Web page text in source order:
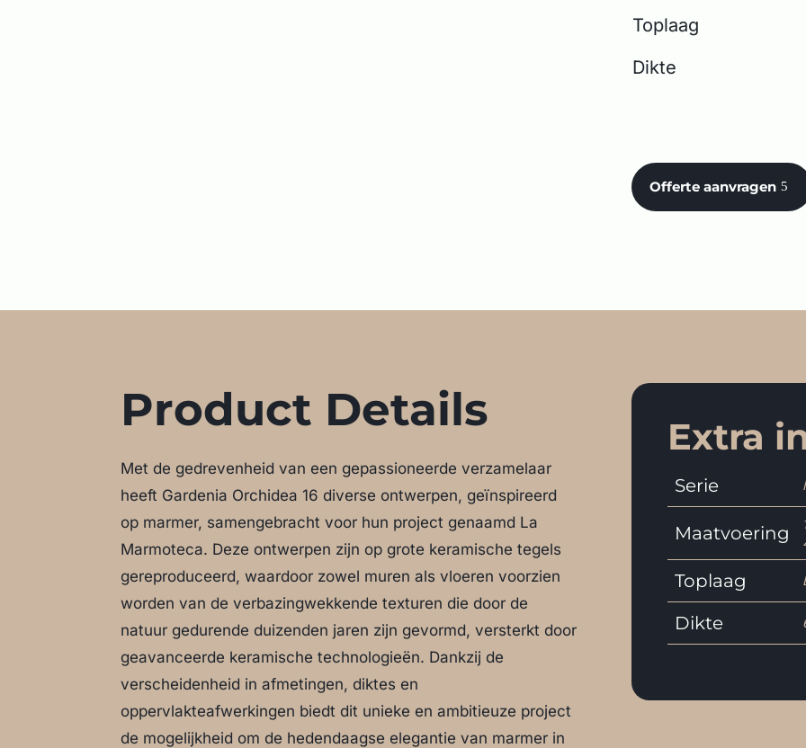
Toplaag
Dikte
Offerte aanvragen
Product Details
Met de gedrevenheid van een gepassioneerde verzamelaar
heeft Gardenia Orchidea 16 diverse ontwerpen, geïnspireerd
op marmer, samengebracht voor hun project genaamd La
Marmoteca. Deze ontwerpen zijn op grote keramische tegels
gereproduceerd, waardoor zowel muren als vloeren voorzien
worden van de verbazingwekkende texturen die door de
natuur gedurende duizenden jaren zijn gevormd, versterkt door
geavanceerde keramische technologieën. Dankzij de
verscheidenheid in afmetingen, diktes en
oppervlakteafwerkingen biedt dit unieke en ambitieuze project
de mogelijkheid om de hedendaagse elegantie van marmer in
Extra
Serie
Maatvoering
Toplaag
Dikte